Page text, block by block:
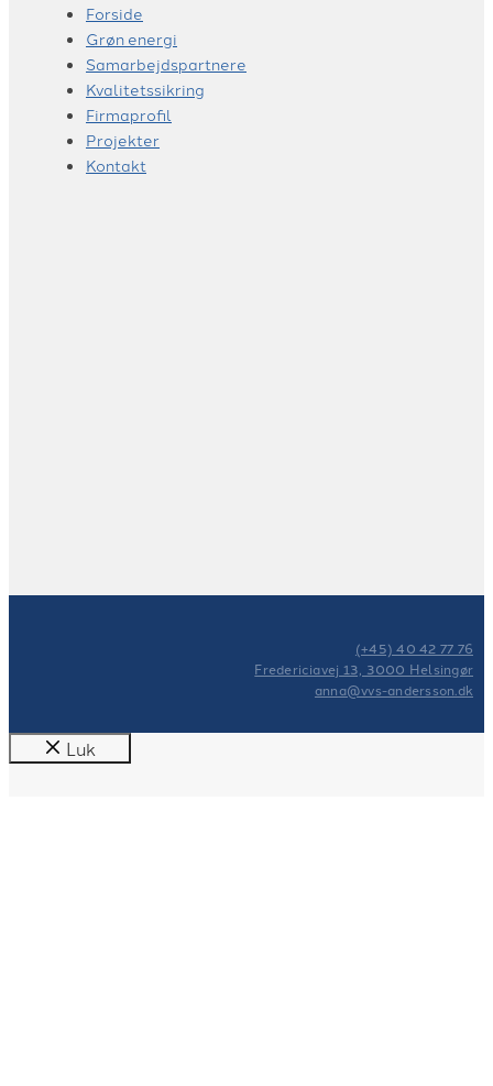
Forside
Grøn energi
Samarbejdspartnere
Kvalitetssikring
Firmaprofil
Projekter
Kontakt
(+45) 40 42 77 76
Fredericiavej 13, 3000 Helsingør
anna@vvs-andersson.dk
Luk